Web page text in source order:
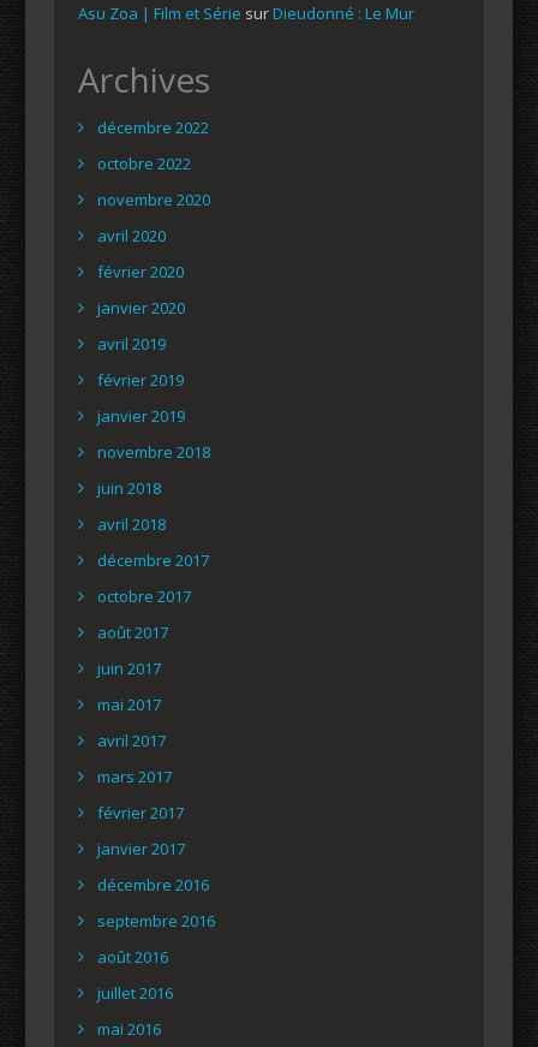
Asu Zoa | Film et Série surDieudonné : Le Mur
Archives
décembre 2022
octobre 2022
novembre 2020
avril 2020
février 2020
janvier 2020
avril 2019
février 2019
janvier 2019
novembre 2018
juin 2018
avril 2018
décembre 2017
octobre 2017
août 2017
juin 2017
mai 2017
avril 2017
mars 2017
février 2017
janvier 2017
décembre 2016
septembre 2016
août 2016
juillet 2016
mai 2016